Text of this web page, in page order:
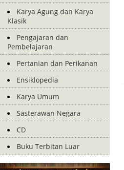
Karya Agung dan Karya
Klasik
Pengajaran dan
Pembelajaran
Pertanian dan Perikanan
Ensiklopedia
Karya Umum
Sasterawan Negara
CD
Buku Terbitan Luar